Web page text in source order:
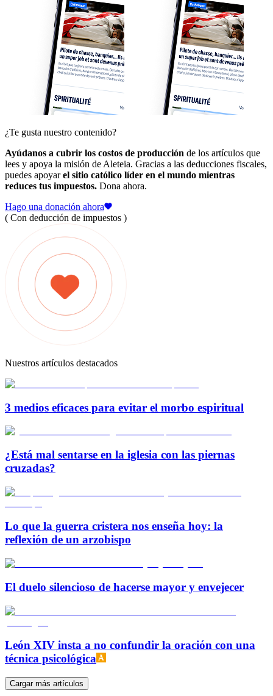
¿Te gusta nuestro contenido?
Ayúdanos a cubrir los costos de producción de los artículos que
lees y apoya la misión de Aleteia. Gracias a las deducciones fiscales,
puedes apoyarel sitio católico líder en el mundo mientras
reduces tus impuestos. Dona ahora.
Hago una donación ahora
( Con deducción de impuestos )
Nuestros artículos destacados
3 medios eficaces para evitar el morbo espiritual
¿Está mal sentarse en la iglesia con las piernas
cruzadas?
Lo que la guerra cristera nos enseña hoy: la
reflexión de un arzobispo
El duelo silencioso de hacerse mayor y envejecer
León XIV insta a no confundir la oración con una
técnica psicológica
Cargar más artículos